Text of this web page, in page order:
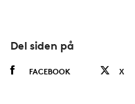
Del siden på
FACEBOOK X